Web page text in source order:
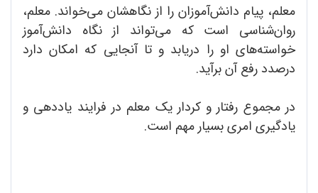
معلم، پیام دانش‌آموزان را از نگاهشان می‌خواند. معلم،
روان‌شناسی است که می‌تواند از نگاه دانش‌آموز
خواسته‌های او را دریابد و تا آنجایی که امکان دارد
درصدد رفع آن برآید.
در مجموع رفتار و کردار یک معلم در فرایند یاددهی و
یادگیری امری بسیار مهم است.